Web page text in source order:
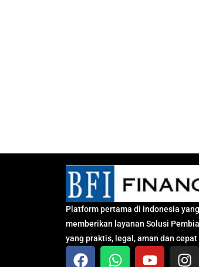
Platform pertama di indonesia yang
memberikan layanan Solusi
yang praktis, legal, aman dan cepat